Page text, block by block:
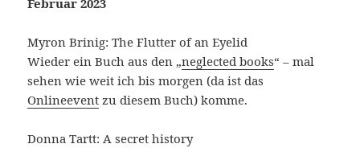
Februar 2023
Myron Brinig: The Flutter of an Eyelid
Wieder ein Buch aus den „neglected books“ – mal
sehen wie weit ich bis morgen (da ist das
Onlineevent zu diesem Buch) komme.
Donna Tartt: A secret history